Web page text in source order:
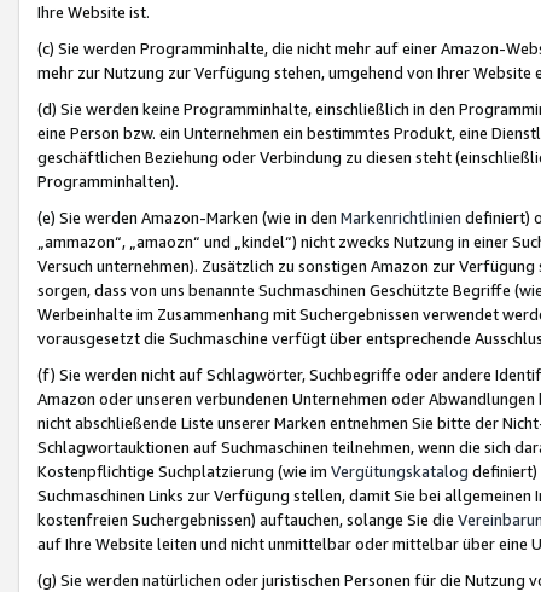
Ihre Website ist.
(c) Sie werden Programminhalte, die nicht mehr auf einer Amazon-
mehr zur Nutzung zur Verfügung stehen, umgehend von Ihrer
(d) Sie werden keine Programminhalte, einschließlich in den
eine Person bzw. ein Unternehmen ein bestimmtes Produkt, eine
geschäftlichen Beziehung oder Verbindung zu diesen steht
Programminhalten).
(e) Sie werden Amazon-Marken (wie in den Markenrichtlinien definiert)
„ammazon“, „amaozn“ und „kindel“) nicht zwecks Nutzung in einer
Versuch unternehmen). Zusätzlich zu sonstigen Amazon zur
sorgen, dass von uns benannte Suchmaschinen Geschützte Begriffe
Werbeinhalte im Zusammenhang mit Suchergebnissen verwendet
vorausgesetzt die Suchmaschine verfügt über entsprechende
(f) Sie werden nicht auf Schlagwörter, Suchbegriffe oder andere
Amazon oder unseren verbundenen Unternehmen oder
nicht abschließende Liste unserer Marken entnehmen Sie bitte der
Schlagwortauktionen auf Suchmaschinen teilnehmen, wenn die sich
Kostenpflichtige Suchplatzierung (wie im Vergütungskatalog definiert)
Suchmaschinen Links zur Verfügung stellen, damit Sie bei
kostenfreien Suchergebnissen) auftauchen, solange Sie die
auf Ihre Website leiten und nicht unmittelbar oder mittelbar über eine
(g) Sie werden natürlichen oder juristischen Personen für die Nutzung